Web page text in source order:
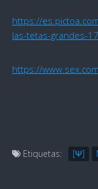
https://
las-tetas-grandes-
https://
Etiquetas: [Ψ]